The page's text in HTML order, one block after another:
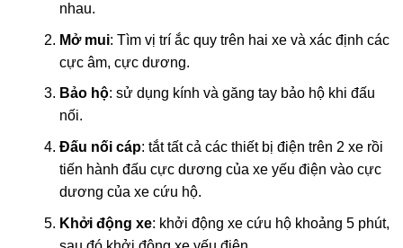
nhau.
Mở mui: Tìm vị trí ắc quy trên hai xe và xác định các
cực âm, cực dương.
Bảo hộ: sử dụng kính và găng tay bảo hộ khi đấu
nối.
Đấu nối cáp: tắt tất cả các thiết bị điện trên 2 xe rồi
tiến hành đấu cực dương của xe yếu điện vào cực
dương của xe cứu hộ.
Khởi động xe: khởi động xe cứu hộ khoảng 5 phút,